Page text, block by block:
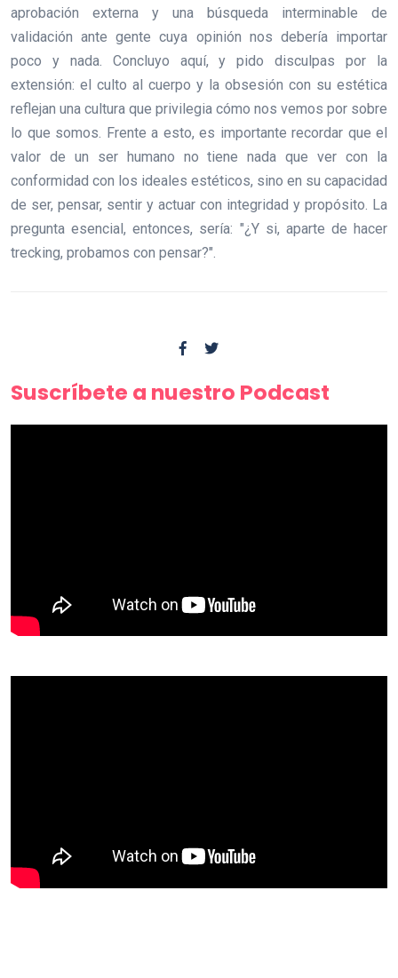
aprobación externa y una búsqueda interminable de
validación ante gente cuya opinión nos debería importar
poco y nada. Concluyo aquí, y pido disculpas por la
extensión: el culto al cuerpo y la obsesión con su estética
reflejan una cultura que privilegia cómo nos vemos por sobre
lo que somos. Frente a esto, es importante recordar que el
valor de un ser humano no tiene nada que ver con la
conformidad con los ideales estéticos, sino en su capacidad
de ser, pensar, sentir y actuar con integridad y propósito. La
pregunta esencial, entonces, sería: "¿Y si, aparte de hacer
trecking, probamos con pensar?".
Suscríbete a nuestro Podcast